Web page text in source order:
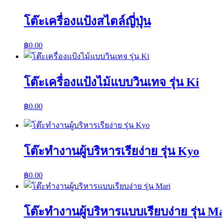
โต๊ะเครื่องแป้งสไตล์ญี่ปุ่น
฿0.00
โต๊ะเครื่องแป้งไม้แบบวินเทจ รุ่น Ki
฿0.00
โต๊ะทำงานผู้บริหารเรียง่าย รุ่น Kyo
฿0.00
โต๊ะทำงานผู้บริหารแบบเรียบง่าย รุ่น